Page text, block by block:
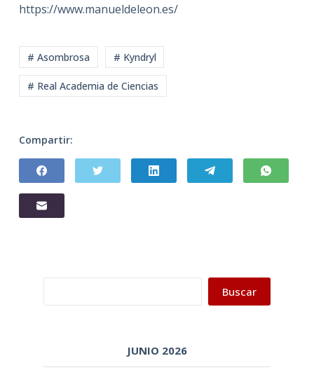
https://www.manueldeleon.es/
# Asombrosa # Kyndryl
# Real Academia de Ciencias
Compartir:
Buscar
JUNIO 2026